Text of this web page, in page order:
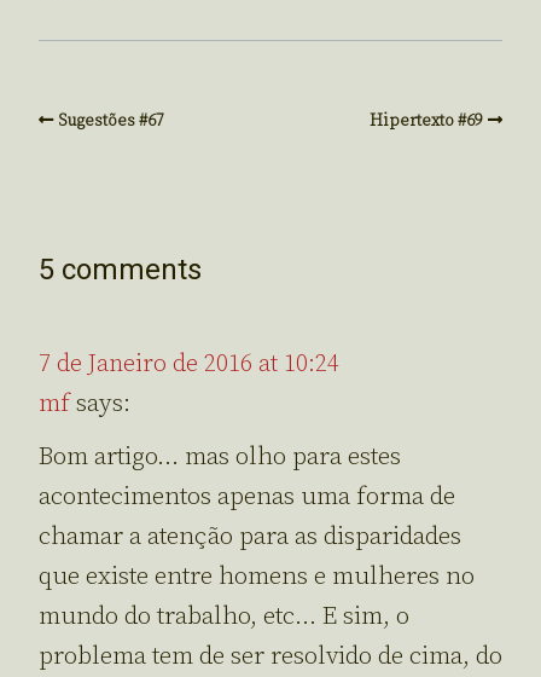
Sugestões #67 Hipertexto #69
5 comments
7 de Janeiro de 2016 at 10:24
mfsays:
Bom artigo… mas olho para estes
acontecimentos apenas uma forma de
chamar a atenção para as disparidades
que existe entre homens e mulheres no
mundo do trabalho, etc… E sim, o
problema tem de ser resolvido de cima, do